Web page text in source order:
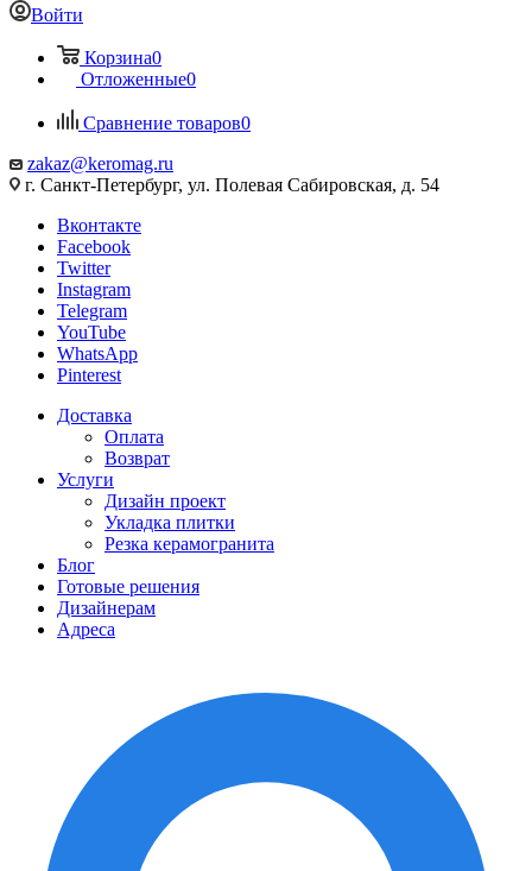
Войти
Корзина0
Отложенные0
Сравнение товаров0
zakaz@keromag.ru
г. Санкт-Петербург, ул. Полевая Сабировская, д. 54
Вконтакте
Facebook
Twitter
Instagram
Telegram
YouTube
WhatsApp
Pinterest
Доставка
Оплата
Возврат
Услуги
Дизайн проект
Укладка плитки
Резка керамогранита
Блог
Готовые решения
Дизайнерам
Адреса